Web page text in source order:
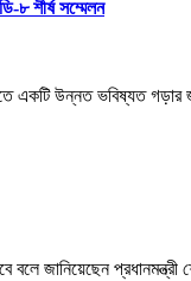
৮ শীর্ষ সম্মেলন
একটি উন্নত ভবিষ্যত
বলে জানিয়েছেন